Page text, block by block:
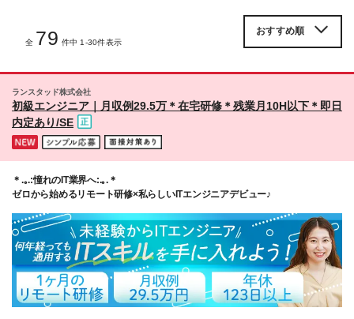
全 79 件中 1-30件表示
ランスタッド株式会社
初級エンジニア｜月収例29.5万＊在宅研修＊残業月10H以下＊即日
内定あり/SE
＊.｡.:憧れのIT業界へ:.｡.＊
ゼロから始めるリモート研修×私らしいITエンジニアデビュー♪